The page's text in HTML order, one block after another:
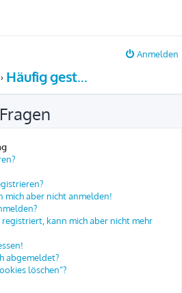
Anmelden
Häufig gestellte Fragen
mich aber nicht anmelden!
kann mich aber nicht mehr
abgemeldet?
löschen“?